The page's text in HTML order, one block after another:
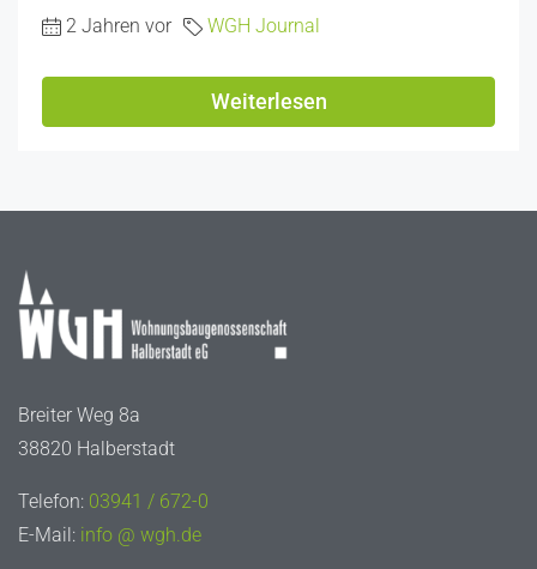
2 Jahren vor WGH Journal
Weiterlesen
Breiter Weg 8a
38820 Halberstadt
Telefon: 03941 / 672-0
E-Mail: info @ wgh.de